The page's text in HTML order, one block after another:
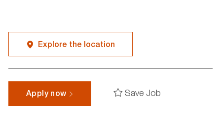
Explore the location
Apply now Save Job